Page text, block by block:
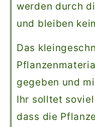
werden durch
und bleiben
Das
gegeben und
Ihr solltet
dass die